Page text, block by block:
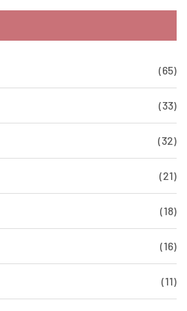
(65)
(33)
(32)
(21)
(18)
(16)
(11)